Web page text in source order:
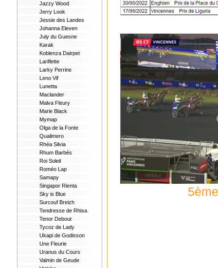
Jazzy Wood
Jerry Look
Jessie des Landes
Johanna Eleven
July du Guesne
Karak
Koblenza Dairpet
Lariflette
Larky Perrine
Leno Vif
Lunetta
Maclander
Malva Fleury
Marie Black
Mymap
Olga de la Fonte
Qualimero
Rhéa Silvia
Rhum Barbès
Roi Soleil
Roméo Lap
Samapy
Singapor Rienta
Sky is Blue
Surcouf Breizh
Tendresse de Rhisa
Tenor Debout
Tycoz de Lady
Ukapi de Godisson
Une Fleurie
Uranus du Cours
Valmin de Geude